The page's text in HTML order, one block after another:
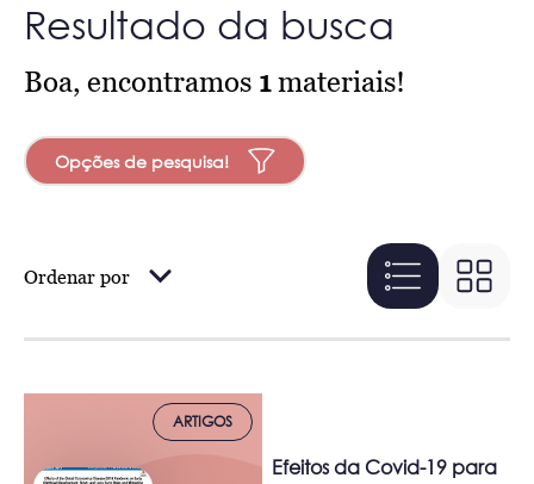
Resultado da busca
Boa, encontramos 1materiais!
Opções de pesquisa!
Ordenar por
ARTIGOS
Efeitos da Covid-19 para